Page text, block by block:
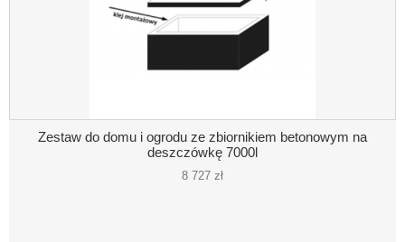
Zestaw do domu i ogrodu ze zbiornikiem betonowym na
deszczówkę 7000l
8 727 zł